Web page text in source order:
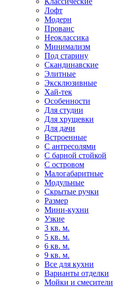
Лофт
Модерн
Прованс
Неоклассика
Минимализм
Под старину
Скандинавские
Элитные
Эксклюзивные
Хай-тек
Особенности
Для студии
Для хрущевки
Для дачи
Встроенные
С антресолями
С барной стойкой
С островом
Малогабаритные
Модульные
Скрытые ручки
Размер
Мини-кухни
Узкие
3 кв. м.
5 кв. м.
6 кв. м.
9 кв. м.
Все для кухни
Варианты отделки
Мойки и смесители